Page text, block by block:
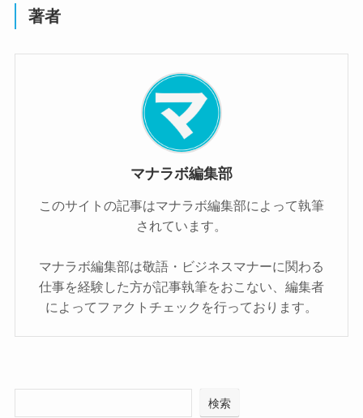
著者
マナラボ編集部
このサイトの記事はマナラボ編集部によって執筆
されています。
マナラボ編集部は敬語・ビジネスマナーに関わる
仕事を経験した方が記事執筆をおこない、編集者
によってファクトチェックを行っております。
検索